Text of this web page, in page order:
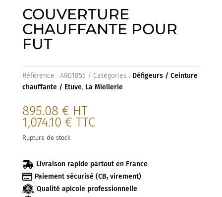
COUVERTURE
CHAUFFANTE POUR
FUT
Référence : AR01855 Catégories : Défigeurs / Ceinture
chauffante / Etuve, La Miellerie
895.08 € HT
1,074.10 € TTC
Rupture de stock
 Livraison rapide partout en France
 Paiement sécurisé (CB, virement)
Qualité apicole professionnelle